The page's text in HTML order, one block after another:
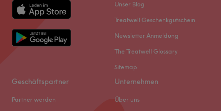
Unser Blog
Treatwell Geschenkgutschein
Newsletter Anmeldung
The Treatwell Glossary
Sitemap
Geschäftspartner
Partner werden
Unternehmen
Über uns